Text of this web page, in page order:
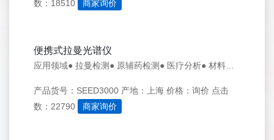
数：18510
商家询价
便携式拉曼光谱仪
产品货号：SEED3000 产地：上海 价格：询价 点击
数：22790
商家询价